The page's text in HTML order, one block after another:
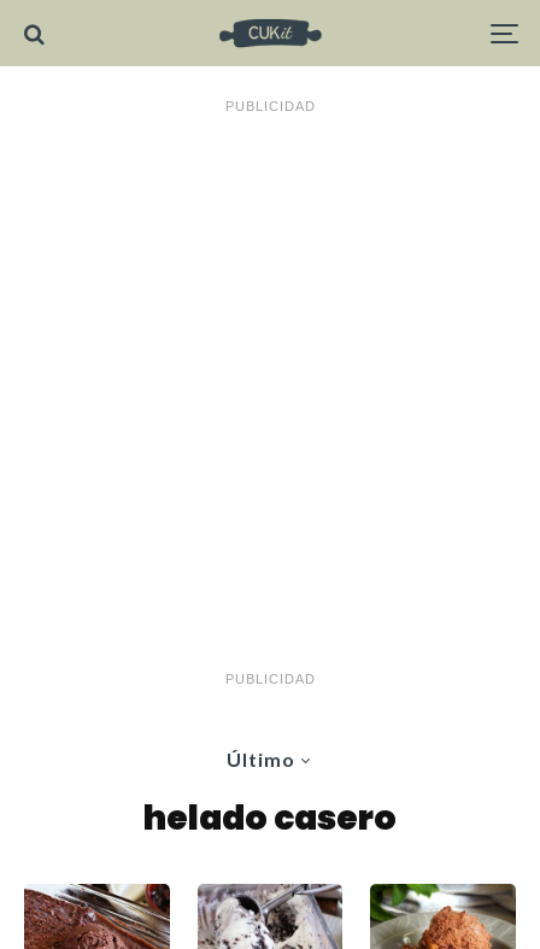
PUBLICIDAD
PUBLICIDAD
Último
helado casero